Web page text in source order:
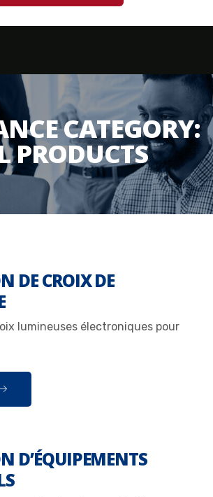
CATEGORY:
PRODUCTS
DE CROIX DE
lumineuses électroniques pour
D’ÉQUIPEMENTS